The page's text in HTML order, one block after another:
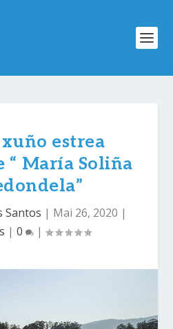
xuño estrea
“ María Soliña
Santos | Mai 26, 2020 |
| 0 |